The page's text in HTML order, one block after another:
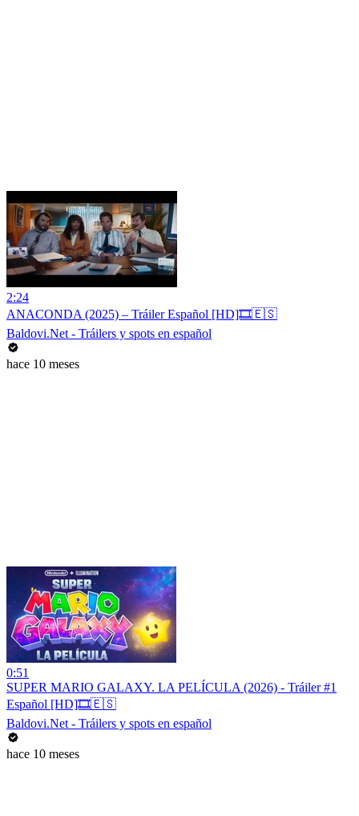
2:24
ANACONDA (2025) – Tráiler Español [HD]🎞️🇪🇸
Baldovi.Net - Tráilers y spots en español
hace 10 meses
0:51
SUPER MARIO GALAXY. LA PELÍCULA (2026) - Tráiler #1
Español [HD]🎞️🇪🇸
Baldovi.Net - Tráilers y spots en español
hace 10 meses